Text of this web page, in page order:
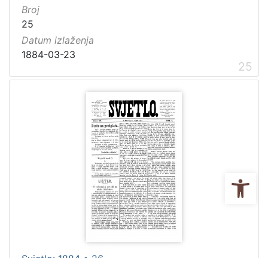
Broj
25
Datum izlaženja
1884-03-23
25